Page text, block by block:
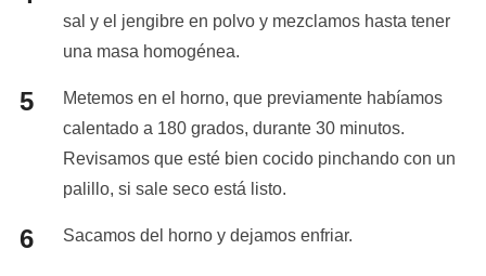
sal y el jengibre en polvo y mezclamos hasta tener
una masa homogénea.
Metemos en el horno, que previamente habíamos
calentado a 180 grados, durante 30 minutos.
Revisamos que esté bien cocido pinchando con un
palillo, si sale seco está listo.
Sacamos del horno y dejamos enfriar.